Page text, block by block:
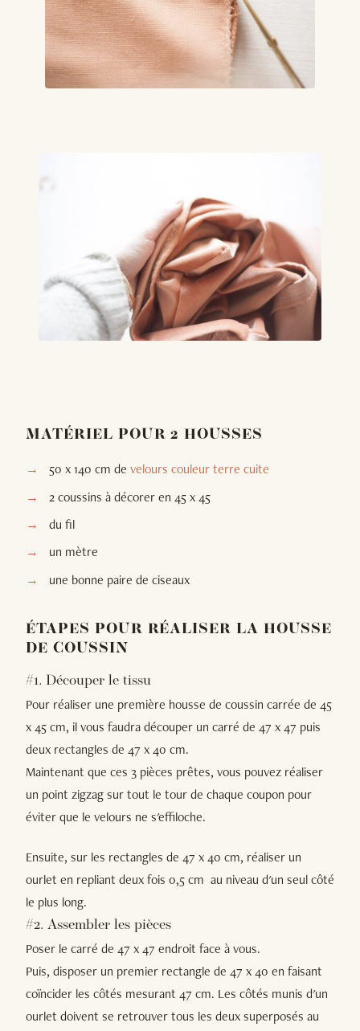
MATÉRIEL POUR 2 HOUSSES
50 x 140 cm de velours couleur terre cuite
2 coussins à décorer en 45 x 45
du fil
un mètre
une bonne paire de ciseaux
ÉTAPES POUR RÉALISER LA HOUSSE
DE COUSSIN
#1. Découper le tissu
Pour réaliser une première housse de coussin carrée de 45
x 45 cm, il vous faudra découper un carré de 47 x 47 puis
deux rectangles de 47 x 40 cm.
Maintenant que ces 3 pièces prêtes, vous pouvez réaliser
un point zigzag sur tout le tour de chaque coupon pour
éviter que le velours ne s'effiloche.
Ensuite, sur les rectangles de 47 x 40 cm, réaliser un
ourlet en repliant deux fois 0,5 cm au niveau d'un seul côté
le plus long.
#2. Assembler les pièces
Poser le carré de 47 x 47 endroit face à vous.
Puis, disposer un premier rectangle de 47 x 40 en faisant
coïncider les côtés mesurant 47 cm. Les côtés munis d'un
ourlet doivent se retrouver tous les deux superposés au